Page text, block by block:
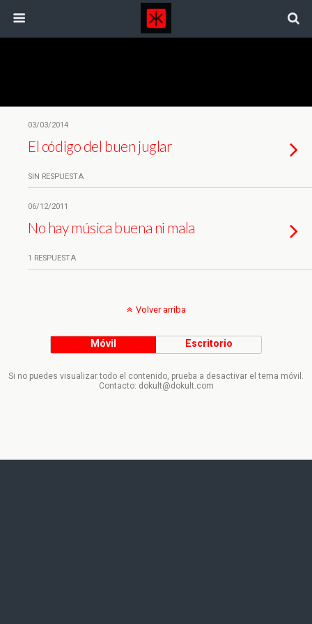
03/03/2014
El código del buen juglar
SIN RESPUESTA
06/12/2011
No hay música buena ni mala
1 RESPUESTA
Volver arriba
Móvil Escritorio
Si no puedes visualizar todo el contenido, prueba a desactivar el tema móvil.
Contacto: dokult@dokult.com